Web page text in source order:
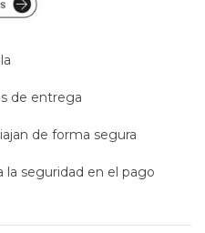
de entrega
de forma segura
la seguridad en el pago